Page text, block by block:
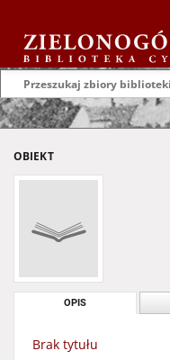
OBIEKT
OPIS
Brak tytułu